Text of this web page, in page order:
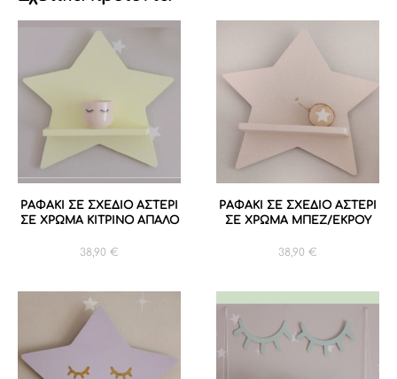
ΡΑΦΑΚΙ ΣΕ ΣΧΕΔΙΟ ΑΣΤΕΡΙ
ΣΕ ΧΡΩΜΑ ΚΙΤΡΙΝΟ ΑΠΑΛΟ
38,90 €
ΡΑΦΑΚΙ ΣΕ ΣΧΕΔΙΟ ΑΣΤΕΡΙ
ΣΕ ΧΡΩΜΑ ΜΠΕΖ/ΕΚΡΟΥ
38,90 €